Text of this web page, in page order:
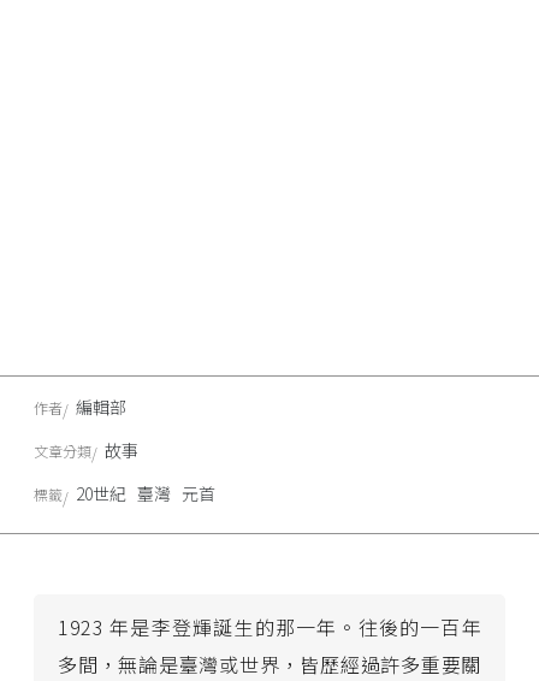
1923 年是李登輝誕生的那一年。往後的一百年
多間，無論是臺灣或世界，皆歷經過許多重要關
作者 編輯部
文章分類 故事
標籤 20世紀 臺灣 元首